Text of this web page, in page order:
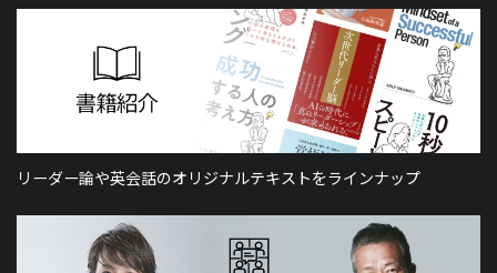
リーダー論や英会話のオリジナルテキストをラインナップ